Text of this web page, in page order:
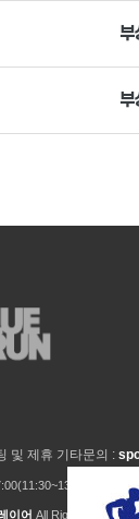
부
부
및 제휴 기타문의 :
점심시
이어 All Rights Reseved.